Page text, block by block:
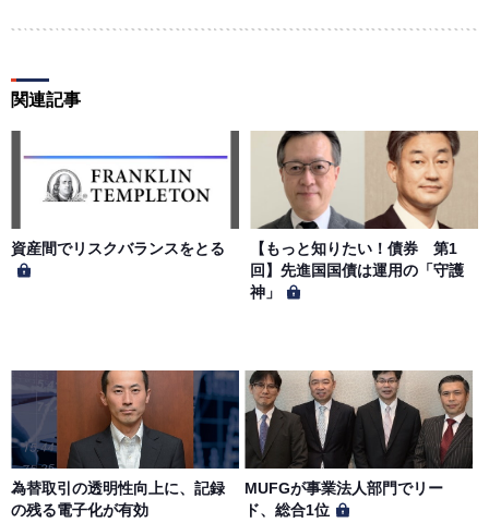
用によって生じた損害の責任は、会員が負うものとし、当
第５条（著作権）
本サイトに掲載された情報、写真、その他の著作物は、当
社もしくは著作物の著作者または著作権者に帰属するもの
とします。会員は、当社著作物について複製、転用、公衆
送信、譲渡、翻案および翻訳などの著作権、商標権などを
侵害する行為を行ってはならないものとします。
第６条（サービス内容の停止・変更）
サイトのサービス内容を変更する場合があります。
第７条（個人情報の取扱い）
当社は、会員の個人情報を別途オンライン上に掲示する
「プライバシーポリシー」に基づき、適切に取り扱うもの
関連記事
資産間でリスクバランスをとる
【もっと知りたい！債券 第1
回】先進国国債は運用の「守護
神」
為替取引の透明性向上に、記録
の残る電子化が有効
MUFGが事業法人部門でリー
ド、総合1位